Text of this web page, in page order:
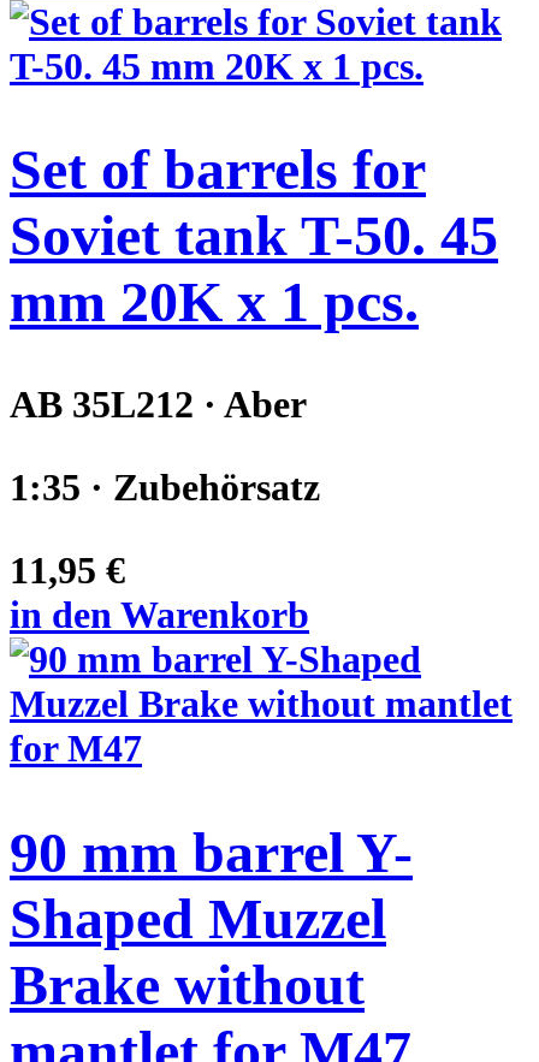
Set of barrels for
Soviet tank T-50. 45
mm 20K x 1 pcs.
AB 35L212 · Aber
1:35 · Zubehörsatz
11,95 €
in den Warenkorb
90 mm barrel Y-
Shaped Muzzel
Brake without